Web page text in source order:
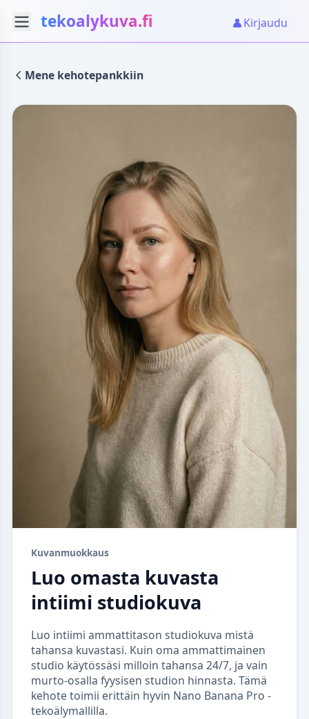
tekoalykuva.fi Kirjaudu
Mene kehotepankkiin
Kuvanmuokkaus
Luo omasta kuvasta
intiimi studiokuva
Luo intiimi ammattitason studiokuva mistä
tahansa kuvastasi. Kuin oma ammattimainen
studio käytössäsi milloin tahansa 24/7, ja vain
murto-osalla fyysisen studion hinnasta. Tämä
kehote toimii erittäin hyvin Nano Banana Pro -
tekoälymallilla.